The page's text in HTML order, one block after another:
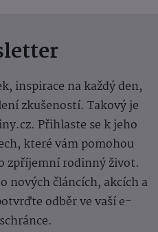
inspirace na každý den,
zkušeností. Takový je
Přihlaste se k jeho
které vám pomohou
zpříjemní rodinný život.
nových článcích, akcích a
odběr ve vaší e-